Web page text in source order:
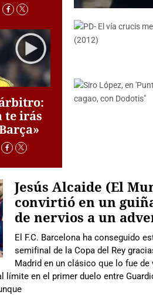
te irás
Jesús Alcaide (El
convirtió en un
de nervios a un
El F.C. Barcelona ha conseguido
semifinal de la Copa del Rey
Madrid en un clásico que lo fue de
límite en el primer duelo entre